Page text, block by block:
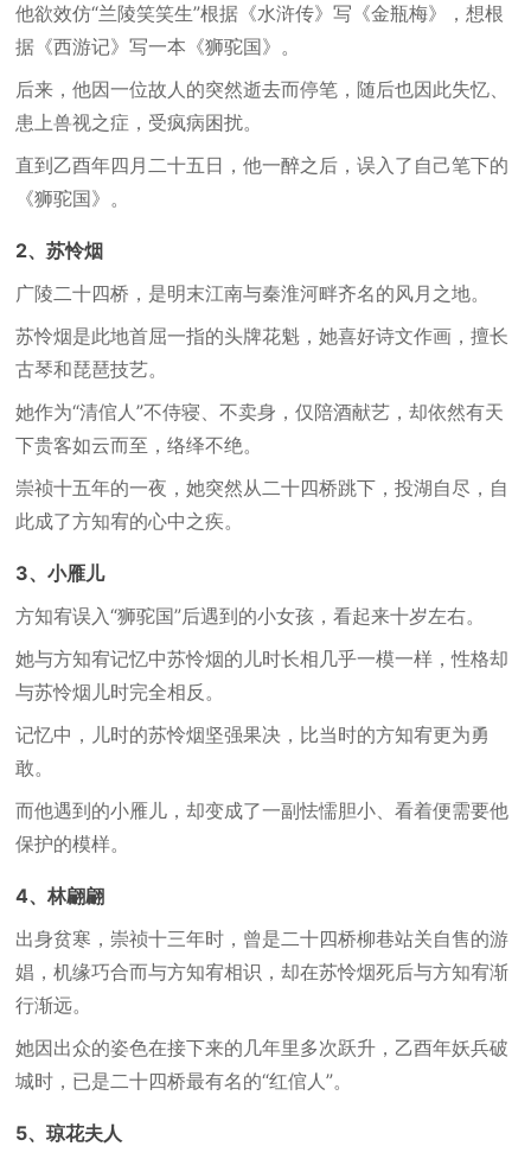
他欲效仿“兰陵笑笑生”根据《水浒传》写《金瓶梅》，想根
据《西游记》写一本《狮驼国》。
后来，他因一位故人的突然逝去而停笔，随后也因此失忆、
患上兽视之症，受疯病困扰。
直到乙酉年四月二十五日，他一醉之后，误入了自己笔下的
《狮驼国》。
2、苏怜烟
广陵二十四桥，是明末江南与秦淮河畔齐名的风月之地。
苏怜烟是此地首屈一指的头牌花魁，她喜好诗文作画，擅长
古琴和琵琶技艺。
她作为“清倌人”不侍寝、不卖身，仅陪酒献艺，却依然有天
下贵客如云而至，络绎不绝。
崇祯十五年的一夜，她突然从二十四桥跳下，投湖自尽，自
此成了方知宥的心中之疾。
3、小雁儿
方知宥误入“狮驼国”后遇到的小女孩，看起来十岁左右。
她与方知宥记忆中苏怜烟的儿时长相几乎一模一样，性格却
与苏怜烟儿时完全相反。
记忆中，儿时的苏怜烟坚强果决，比当时的方知宥更为勇
敢。
而他遇到的小雁儿，却变成了一副怯懦胆小、看着便需要他
保护的模样。
4、林翩翩
出身贫寒，崇祯十三年时，曾是二十四桥柳巷站关自售的游
娼，机缘巧合而与方知宥相识，却在苏怜烟死后与方知宥渐
行渐远。
她因出众的姿色在接下来的几年里多次跃升，乙酉年妖兵破
城时，已是二十四桥最有名的“红倌人”。
5、琼花夫人